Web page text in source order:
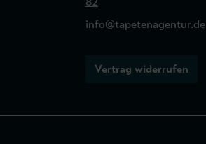
info@tapetenagentur.de
Vertrag widerrufen